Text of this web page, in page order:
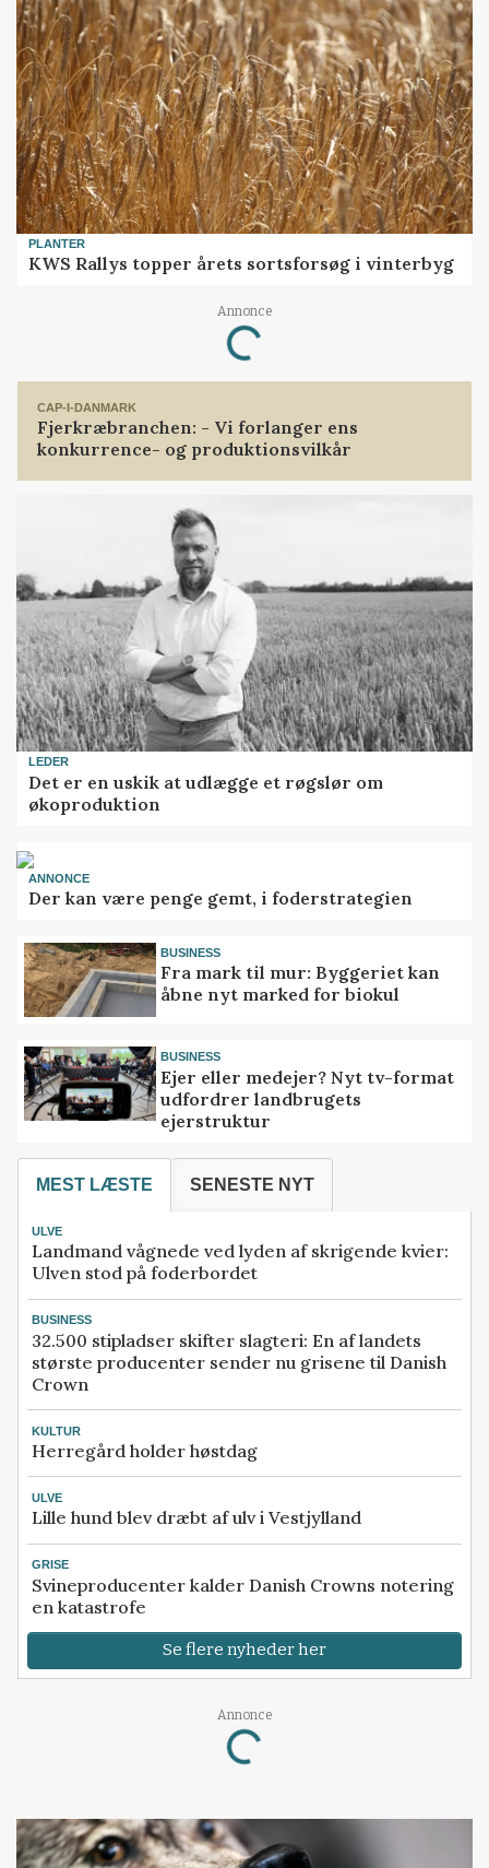
PLANTER
KWS Rallys topper årets sortsforsøg i vinterbyg
Annonce
Loading...
CAP-I-DANMARK
Fjerkræbranchen: - Vi forlanger ens
konkurrence- og produktionsvilkår
LEDER
Det er en uskik at udlægge et røgslør om
økoproduktion
ANNONCE
Der kan være penge gemt, i foderstrategien
BUSINESS
Fra mark til mur: Byggeriet kan
åbne nyt marked for biokul
BUSINESS
Ejer eller medejer? Nyt tv-format
udfordrer landbrugets
ejerstruktur
MEST LÆSTE SENESTE NYT
ULVE
Landmand vågnede ved lyden af skrigende kvier:
Ulven stod på foderbordet
BUSINESS
32.500 stipladser skifter slagteri: En af landets
største producenter sender nu grisene til Danish
Crown
KULTUR
Herregård holder høstdag
ULVE
Lille hund blev dræbt af ulv i Vestjylland
GRISE
Svineproducenter kalder Danish Crowns notering
en katastrofe
Se flere nyheder her
Annonce
Loading...